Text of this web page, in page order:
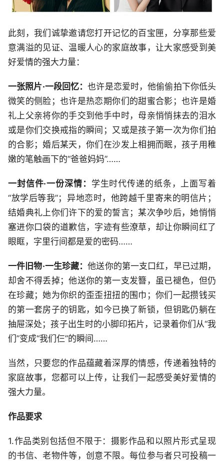
此刻，我们诚挚邀请您打开记忆的百宝匣，分享那些爱
意满溢的见证、温暖人心的家庭故事，让大家感受到美
好爱情的强大力量：
一张照片·一段回忆：也许是恋爱时，他偷偷拍下你低头
微笑的侧脸；也许是热恋期你们的甜蜜合影；也许是婚
礼上父亲将你的手交到他手中时，母亲悄悄抹去的泪水
或是你们交换戒指的瞬间；又或是孩子第一次为你们拍
的合影；婚后某天，你们在沙发上相拥而眠，孩子用稚
嫩的笔触画下的“爸爸妈妈”……
一封信件·一份深情： 学生时代传递的纸条，上面写着
“放学后等我”；异地恋时，他跨越千里寄来的明信片；
结婚典礼上你们许下的爱的誓言；某次争吵后，她悄悄
塞进你口袋的道歉信，字迹有些潦草，却让你瞬间红了
眼眶，字里行间都是爱的密码……
一件旧物·一生珍藏：他送你的第一支口红，早已过期，
却舍不得丢掉；他送你的第一支发簪，虽已褪色，但仍
在珍藏；她为你织的歪歪扭扭的围巾；你们一起攒钱买
的第一套房子的钥匙，如今已换了新锁，但钥匙仍躺在
抽屉深处；孩子出生时的小脚印拓片，记录着你们从“我
们”变成“我们仨”的瞬间……
当然，只要您的作品蕴藏着深厚的情感，传递着独特的
家庭故事，您都可以上传，让我们一起感受美好爱情的
强大力量。
作品要求
1.作品类别包括但不限于：摄影作品和以照片形式呈现
的书信、老物件等，创意不限。每位参与者只可投稿一